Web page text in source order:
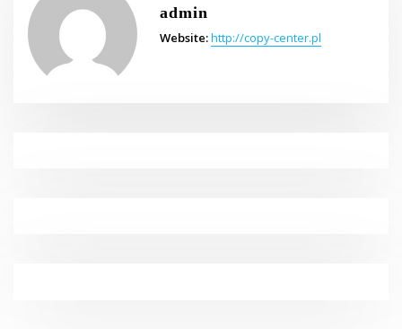
admin
Website:http://copy-center.pl